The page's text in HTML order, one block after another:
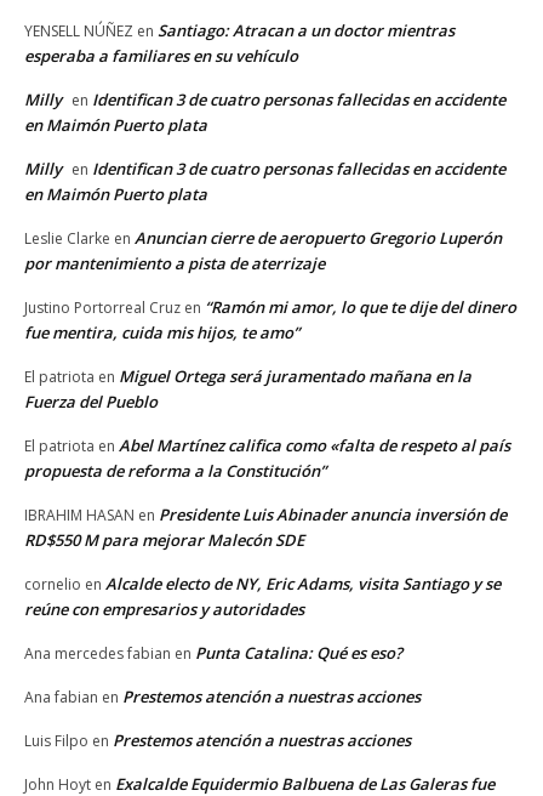
YENSELL NÚÑEZ en Santiago: Atracan a un doctor mientras
esperaba a familiares en su vehículo
Milly en Identifican 3 de cuatro personas fallecidas en accidente
en Maimón Puerto plata
Milly en Identifican 3 de cuatro personas fallecidas en accidente
en Maimón Puerto plata
Leslie Clarke en Anuncian cierre de aeropuerto Gregorio Luperón
por mantenimiento a pista de aterrizaje
Justino Portorreal Cruz en “Ramón mi amor, lo que te dije del dinero
fue mentira, cuida mis hijos, te amo”
El patriota en Miguel Ortega será juramentado mañana en la
Fuerza del Pueblo
El patriota en Abel Martínez califica como «falta de respeto al país
propuesta de reforma a la Constitución”
IBRAHIM HASAN en Presidente Luis Abinader anuncia inversión de
RD$550 M para mejorar Malecón SDE
cornelio en Alcalde electo de NY, Eric Adams, visita Santiago y se
reúne con empresarios y autoridades
Ana mercedes fabian en Punta Catalina: Qué es eso?
Ana fabian en Prestemos atención a nuestras acciones
Luis Filpo en Prestemos atención a nuestras acciones
John Hoyt en Exalcalde Equidermio Balbuena de Las Galeras fue